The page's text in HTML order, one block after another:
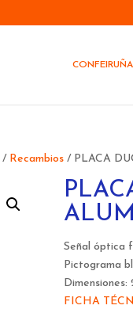
CONFEIRUÑA
/ Recambios / PLACA
Señal óptica
Pictograma
Dimensiones:
FICHA